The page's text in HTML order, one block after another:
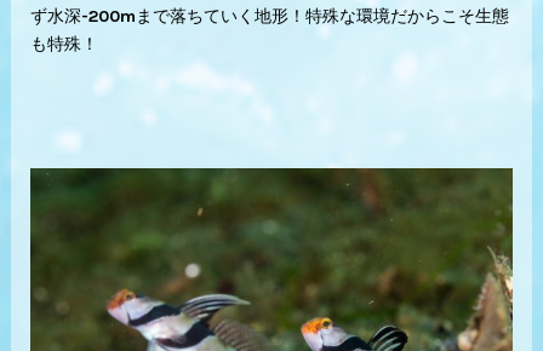
ず水深-200mまで落ちていく地形！特殊な環境だからこそ生態
も特殊！